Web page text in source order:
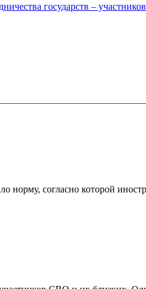
государств –
норму, согласно которой